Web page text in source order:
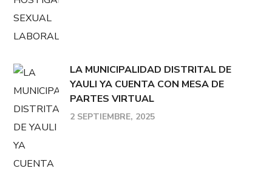
LA MUNICIPALIDAD DISTRITAL DE
YAULI YA CUENTA CON MESA DE
PARTES VIRTUAL
2 SEPTIEMBRE, 2025